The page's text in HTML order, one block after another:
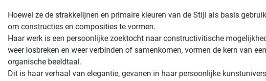
Hoewel ze de strakkelijnen en primaire kleuren van de Stijl als basis
om constructies en composities te vormen.
Haar werk is een persoonlijke zoektocht naar constructivitische
weer losbreken en weer verbinden of samenkomen, vormen de kern van
organische beeldtaal.
Dit is haar verhaal van elegantie, gevanen in haar persoonlijke